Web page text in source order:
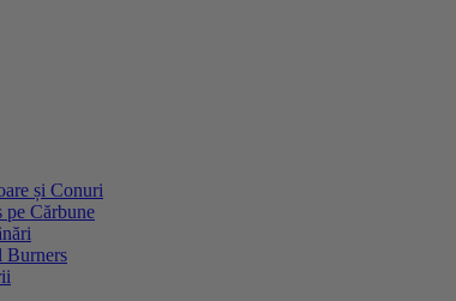
și Conuri
pe Cărbune
Burners